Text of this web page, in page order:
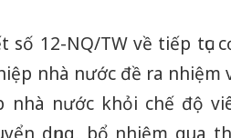
12-NQ/TW về tiếp tục
nhà nước đề ra nhiệm
nước khỏi chế độ